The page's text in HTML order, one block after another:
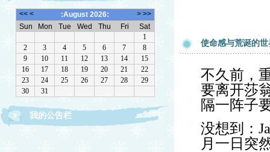
我的公告栏
使命感与荒诞的
不久前，
要离开莎
隔一阵子
没想到：
月一日突